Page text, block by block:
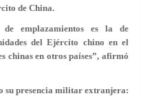
de China.
emplazamientos es la de
del Ejército chino en el
chinas en otros países”, afirmó
su presencia militar extranjera: